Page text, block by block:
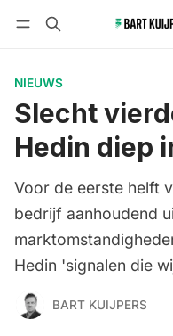
NIEUWS
Slecht
Hedin diep
Voor de eerste helft
bedrijf aanhoudend
Hedin 'signalen die
BART KUIJPERS